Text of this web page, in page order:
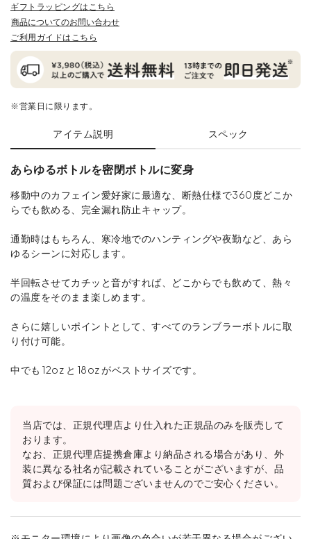
ギフトラッピングはこちら
商品についてのお問い合わせ
ご利用ガイドはこちら
※営業日に限ります。
アイテム説明 スペック
あらゆるボトルを密閉ボトルに変身
移動中のカフェイン愛好家に最適な、断熱仕様で360度どこか
らでも飲める、完全漏れ防止キャップ。
通勤時はもちろん、寒冷地でのハンティングや夜勤など、あら
ゆるシーンに対応します。
半回転させてカチッと音がすれば、どこからでも飲めて、熱々
の温度をそのまま楽しめます。
さらに嬉しいポイントとして、すべてのランブラーボトルに取
り付け可能。
中でも 12oz と 18oz がベストサイズです。
当店では、正規代理店より仕入れた正規品のみを販売して
おります。
なお、正規代理店提携倉庫より納品される場合があり、外
装に異なる社名が記載されていることがございますが、品
質および保証には問題ございませんのでご安心ください。